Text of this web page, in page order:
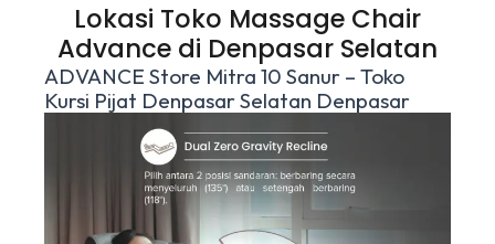
Lokasi Toko Massage Chair
Advance di Denpasar Selatan
ADVANCE Store Mitra 10 Sanur – Toko
Kursi Pijat Denpasar Selatan Denpasar